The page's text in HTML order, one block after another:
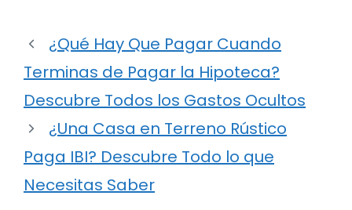
¿Qué Hay Que Pagar Cuando
Terminas de Pagar la Hipoteca?
Descubre Todos los Gastos Ocultos
¿Una Casa en Terreno Rústico
Paga IBI? Descubre Todo lo que
Necesitas Saber